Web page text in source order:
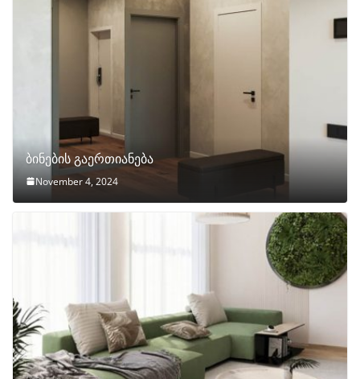
ბინების გაერთიანება
November 4, 2024